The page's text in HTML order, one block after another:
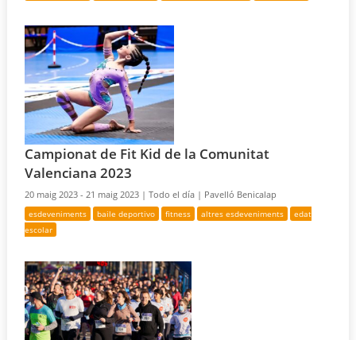
Campionat de Fit Kid de la Comunitat
Valenciana 2023
20 maig 2023 - 21 maig 2023 |Todo el día | Pavelló Benicalap
esdeveniments baile deportivo fitness altres esdeveniments
edat
escolar